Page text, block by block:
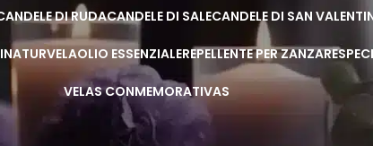
DI RUDACANDELE DI SALECANDELE DI SAN
NATURVELAOLIO ESSENZIALEREPELLENTE PER ZANZARE
VELAS CONMEMORATIVAS
in ogni fiamma